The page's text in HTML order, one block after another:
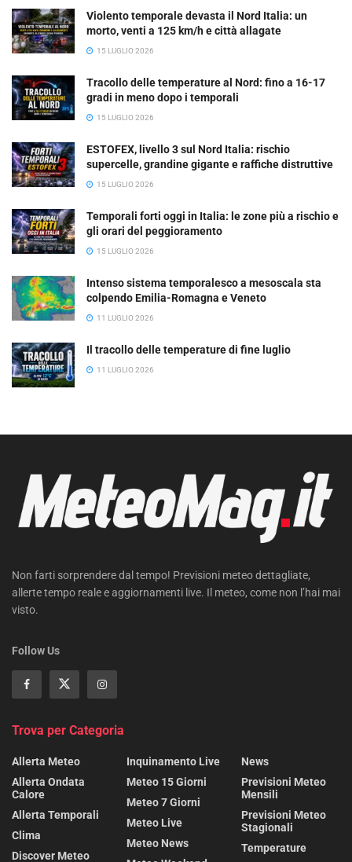
Violento temporale devasta il Nord Italia: un
morto, venti a 125 km/h e città allagate
15 LUGLIO 2026
Tracollo delle temperature al Nord: fino a 16-17
gradi in meno dopo i temporali
15 LUGLIO 2026
ESTOFEX, livello 3 sul Nord Italia: rischio
supercelle, grandine gigante e raffiche distruttive
15 LUGLIO 2026
Temporali forti oggi in Italia: le zone più a rischio e
gli orari del peggioramento
15 LUGLIO 2026
Intenso sistema temporalesco a mesoscala sta
colpendo Emilia-Romagna e Veneto
11 LUGLIO 2026
Il tracollo delle temperature di fine luglio
11 LUGLIO 2026
Non farti sorprendere dal tempo! Previsioni meteo dettagliate,
allerte tempo reale e aggiornamenti live. Il meteo, come non l’hai mai
visto.
Follow Us
Trova per Categoria
Allerta Meteo
Allerta Ondata
Calore
Allerta Temporali
Clima
Discover Meteo
Inquinamento Live
Meteo 15 Giorni
Meteo 7 Giorni
Meteo Live
Meteo News
News
Previsioni Meteo
Mensili
Previsioni Meteo
Stagionali
Temperature